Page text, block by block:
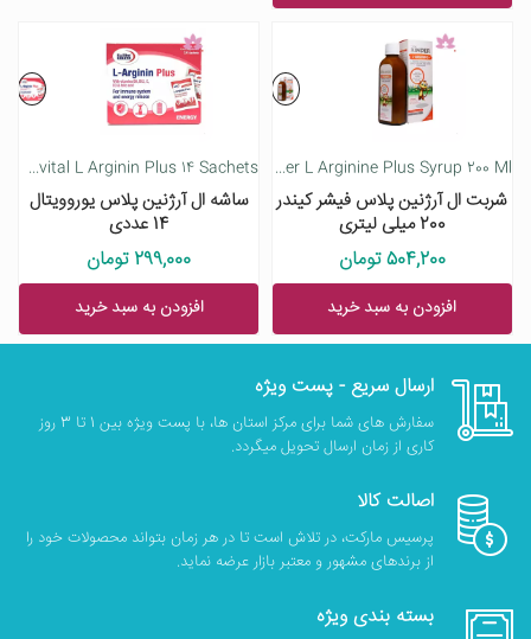
Fisher Kinder L Arginine Plus Syrup 200 Ml
شربت ال آرژنین پلاس فیشر کیندر
200 میلی لیتری
504,200 تومان
افزودن به سبد خرید
Eurhovital L Arginin Plus 14 Sachets
ساشه ال آرژنین پلاس یوروویتال
14 عددی
299,000 تومان
افزودن به سبد خرید
ارسال سریع - پست ویژه
سفارش های شما برای مرکز استان ها، با پست ویژه بین 1 تا 3 روز
کاری از زمان ارسال تحویل میگردد.
اصالت کالا
پرسیس مارکت، در تلاش است تا در هر زمان بتواند محصولات خود را
از برندهای مشهور و معتبر بازار عرضه نماید.
بسته بندی ویژه